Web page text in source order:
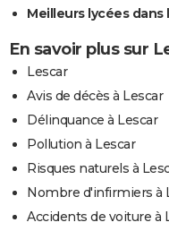
Meilleurs lycées
En savoir plus sur
Lescar
Avis de décès à Lescar
Délinquance à Lescar
Pollution à Lescar
Risques naturels à
Nombre d'infirmiers à
Accidents de voiture à